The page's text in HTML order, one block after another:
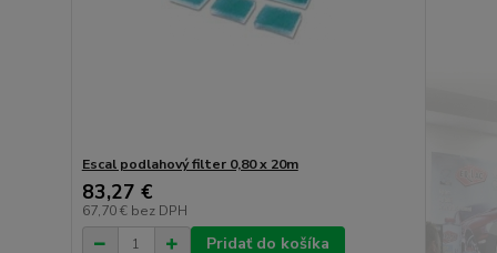
Escal podlahový filter 0,80 x 20m
83,27 €
67,70 € bez DPH
Pridať do košíka